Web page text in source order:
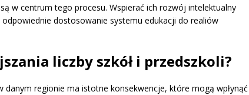
w centrum tego procesu. Wspierać ich rozwój intelektualny
dostosowanie systemu edukacji do realiów
liczby szkół i przedszkoli?
danym regionie ma istotne konsekwencje, które mogą wpłynąć